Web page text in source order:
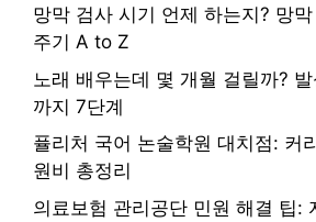
망막 검사 시기 언제 하는지? 망
주기 A to Z
노래 배우는데 몇 개월 걸릴까?
까지 7단계
퓰리처 국어 논술학원 대치점: 커
원비 총정리
의료보험 관리공단 민원 해결 팁: